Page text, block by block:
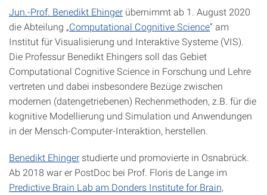
Jun.-Prof. Benedikt Ehinger übernimmt ab 1. August 2020
die Abteilung „Computational Cognitive Science“ am
Institut für Visualisierung und Interaktive Systeme (VIS).
Die Professur Benedikt Ehingers soll das Gebiet
Computational Cognitive Science in Forschung und Lehre
vertreten und dabei insbesondere Bezüge zwischen
modernen (datengetriebenen) Rechenmethoden, z.B. für die
kognitive Modellierung und Simulation und Anwendungen
in der Mensch-Computer-Interaktion, herstellen.
Benedikt Ehinger studierte und promovierte in Osnabrück.
Ab 2018 war er PostDoc bei Prof. Floris de Lange im
Predictive Brain Lab am Donders Institute for Brain,